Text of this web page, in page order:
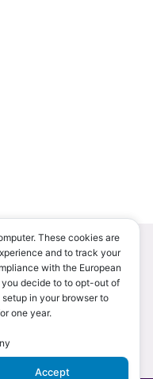
ヶ森2-10
These cookies are
and to track your
with the European
decide to to opt-out of
in your browser to
one year.
Accept